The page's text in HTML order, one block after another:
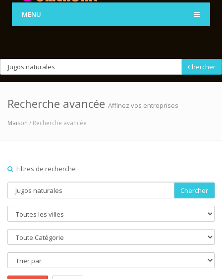
MENU
Chercher
Recherche avancée Affinez vos entreprises
Maison / Recherche avancée
Filtres de recherche
Chercher